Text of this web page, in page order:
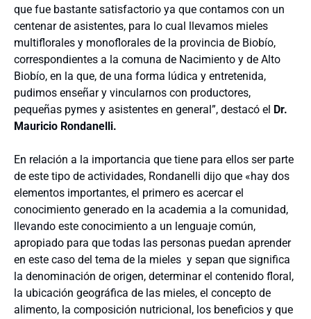
que fue bastante satisfactorio ya que contamos con un
centenar de asistentes, para lo cual llevamos mieles
multiflorales y monoflorales de la provincia de Biobío,
correspondientes a la comuna de Nacimiento y de Alto
Biobío, en la que, de una forma lúdica y entretenida,
pudimos enseñar y vincularnos con productores,
pequeñas pymes y asistentes en general”, destacó el Dr.
Mauricio Rondanelli.
En relación a la importancia que tiene para ellos ser parte
de este tipo de actividades, Rondanelli dijo que «hay dos
elementos importantes, el primero es acercar el
conocimiento generado en la academia a la comunidad,
llevando este conocimiento a un lenguaje común,
apropiado para que todas las personas puedan aprender
en este caso del tema de la mieles y sepan que significa
la denominación de origen, determinar el contenido floral,
la ubicación geográfica de las mieles, el concepto de
alimento, la composición nutricional, los beneficios y que